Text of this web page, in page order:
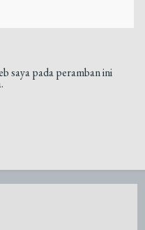
saya pada peramban ini